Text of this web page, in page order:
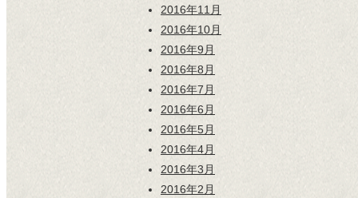
2016年11月
2016年10月
2016年9月
2016年8月
2016年7月
2016年6月
2016年5月
2016年4月
2016年3月
2016年2月